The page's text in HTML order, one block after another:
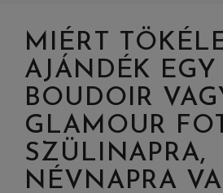
MIÉRT
AJÁNDÉK EGY
BOUDOIR
GLAMOUR
SZÜLINAPRA,
NÉVNAPRA